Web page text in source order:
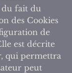
du fait du
des Cookies
de
est décrite
qui permettra
peut